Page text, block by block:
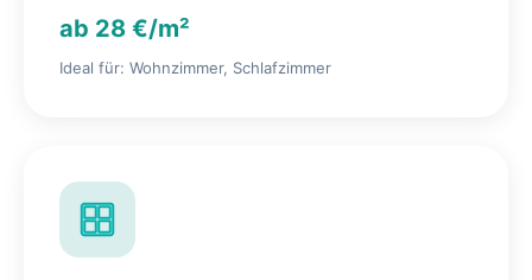
ab 28 €/m²
Ideal für: Wohnzimmer, Schlafzimmer